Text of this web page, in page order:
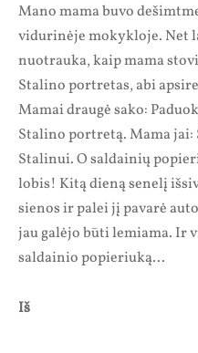
Mano mama buvo
vidurinėje mokykloje. Net
nuotrauka, kaip mama
Stalino portretas, abi
Mamai draugė sako:
Stalino portretą. Mama jai:
Stalinui. O saldainių
lobis! Kitą dieną senelį
sienos ir palei jį pavarė
jau galėjo būti lemiama. Ir
saldainio popieriuką…
Iš